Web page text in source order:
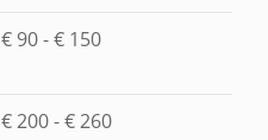
€ 90 - € 150
€ 200 - € 260